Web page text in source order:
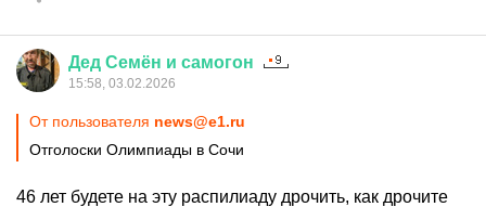
Дед Семён и самогон
15:58, 03.02.2026
От пользователя news@e1.ru
Отголоски Олимпиады в Сочи
46 лет будете на эту распилиаду дрочить, как дрочите